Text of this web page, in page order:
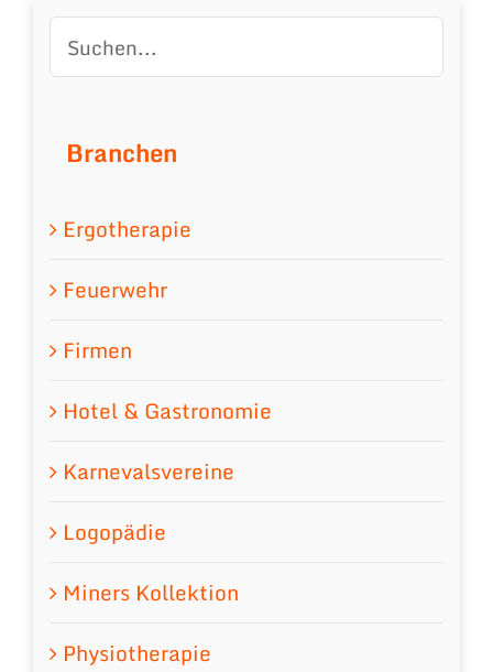
Branchen
Ergotherapie
Feuerwehr
Firmen
Hotel & Gastronomie
Karnevalsvereine
Logopädie
Miners Kollektion
Physiotherapie